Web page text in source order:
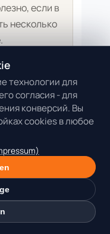
если в
несколько
дополнять
можно
Dollea
технологии для
согласия - для
конверсий. Вы
cookies в любое